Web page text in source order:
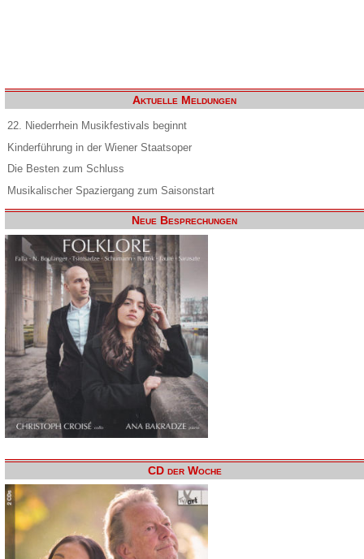
Aktuelle Meldungen
22. Niederrhein Musikfestivals beginnt
Kinderführung in der Wiener Staatsoper
Die Besten zum Schluss
Musikalischer Spaziergang zum Saisonstart
Neue Besprechungen
CD der Woche